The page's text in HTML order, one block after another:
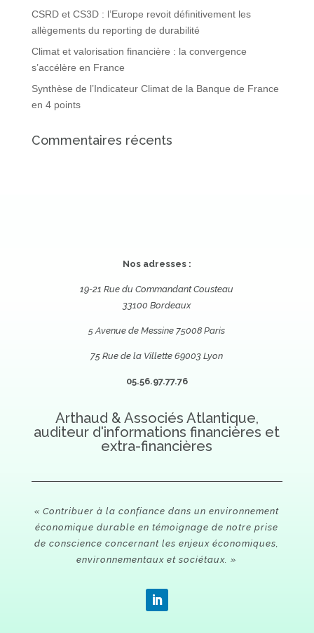
CSRD et CS3D : l’Europe revoit définitivement les
allègements du reporting de durabilité
Climat et valorisation financière : la convergence
s’accélère en France
Synthèse de l’Indicateur Climat de la Banque de France
en 4 points
Commentaires récents
Nos adresses :
19-21 Rue du Commandant Cousteau
33100 Bordeaux
5 Avenue de Messine 75008 Paris
75 Rue de la Villette 69003 Lyon
05.56.97.77.76
Arthaud & Associés Atlantique,
auditeur d'informations financières et
extra-financières
« Contribuer à la confiance dans un environnement
économique durable en témoignage de notre prise
de conscience concernant les enjeux économiques,
environnementaux et sociétaux. »